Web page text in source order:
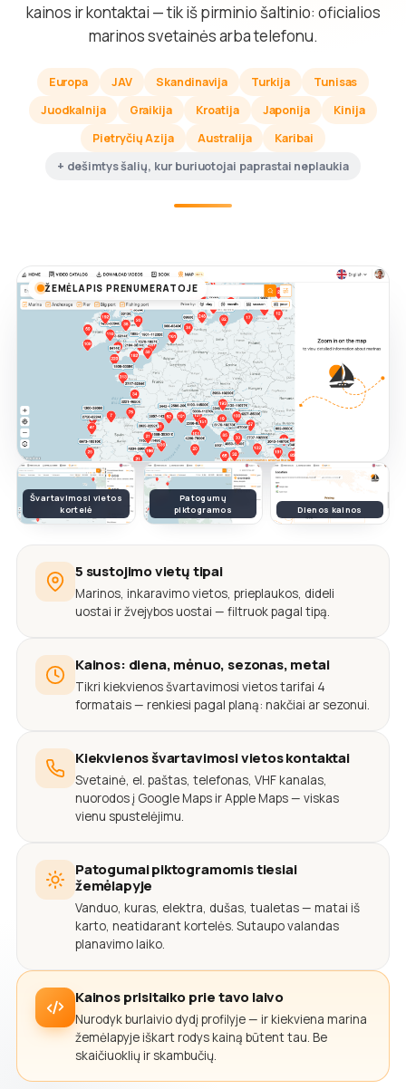
kainos ir kontaktai — tik iš pirminio šaltinio: oficialios
marinos svetainės arba telefonu.
Europa JAV Skandinavija Turkija
Tunisas
Juodkalnija
Graikija Kroatija Japonija
Kinija
Pietryčių Azija
Australija
Karibai
+ dešimtys šalių, kur buriuotojai paprastai neplaukia
ŽEMĖLAPIS PRENUMERATOJE
Švartavimosi vietos
kortelė
Patogumų
piktogramos
Dienos kainos
5 sustojimo vietų tipai
Marinos, inkaravimo vietos, prieplaukos, dideli
uostai ir žvejybos uostai — filtruok pagal tipą.
Kainos: diena, mėnuo, sezonas, metai
Tikri kiekvienos švartavimosi vietos tarifai 4
formatais — renkiesi pagal planą: nakčiai ar sezonui.
Kiekvienos švartavimosi vietos kontaktai
Svetainė, el. paštas, telefonas, VHF kanalas,
nuorodos į Google Maps ir Apple Maps — viskas
vienu spustelėjimu.
Patogumai piktogramomis tiesiai
žemėlapyje
Vanduo, kuras, elektra, dušas, tualetas — matai iš
karto, neatidarant kortelės. Sutaupo valandas
planavimo laiko.
Kainos prisitaiko prie tavo laivo
Nurodyk burlaivio dydį profilyje — ir kiekviena marina
žemėlapyje iškart rodys kainą būtent tau. Be
skaičiuoklių ir skambučių.